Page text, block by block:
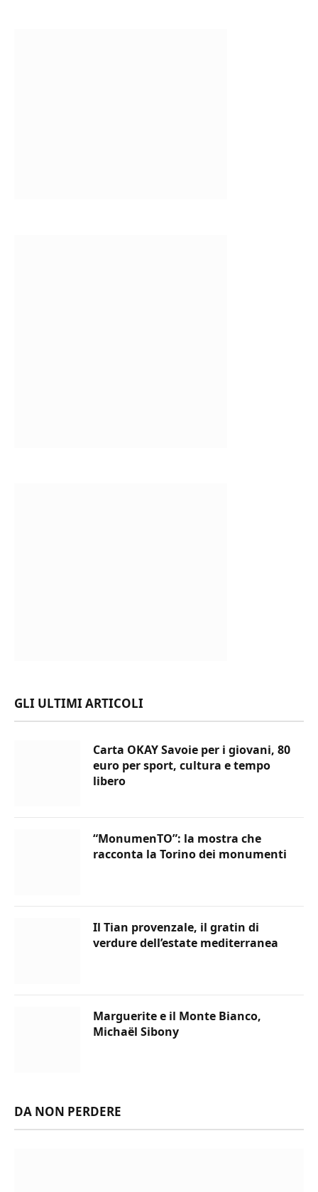
GLI ULTIMI ARTICOLI
Carta OKAY Savoie per i giovani, 80
euro per sport, cultura e tempo
libero
“MonumenTO”: la mostra che
racconta la Torino dei monumenti
Il Tian provenzale, il gratin di
verdure dell’estate mediterranea
Marguerite e il Monte Bianco,
Michaël Sibony
DA NON PERDERE